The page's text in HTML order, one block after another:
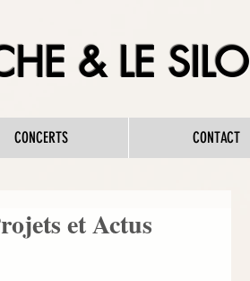
& LE SILO
et Actus
CONCERTS CONTACT